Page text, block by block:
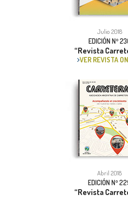
Julio 2018
EDICIÓN Nº
“Revista
VER REVISTA
Abril 2018
EDICIÓN Nº
“Revista